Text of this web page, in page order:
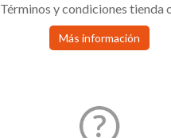
Términos y condiciones tienda
Más información